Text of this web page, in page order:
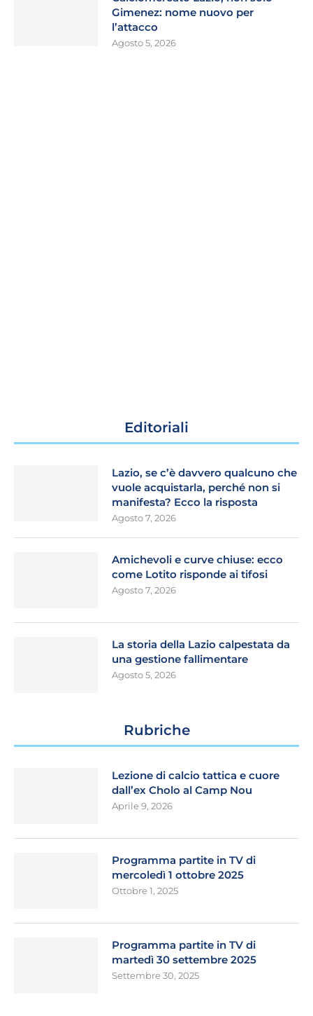
Gimenez: nome nuovo per
l’attacco
Agosto 5, 2026
Editoriali
Lazio, se c’è davvero qualcuno che
vuole acquistarla, perché non si
manifesta? Ecco la risposta
Agosto 7, 2026
Amichevoli e curve chiuse: ecco
come Lotito risponde ai tifosi
Agosto 7, 2026
La storia della Lazio calpestata da
una gestione fallimentare
Agosto 5, 2026
Rubriche
Lezione di calcio tattica e cuore
dall’ex Cholo al Camp Nou
Aprile 9, 2026
Programma partite in TV di
mercoledì 1 ottobre 2025
Ottobre 1, 2025
Programma partite in TV di
martedì 30 settembre 2025
Settembre 30, 2025